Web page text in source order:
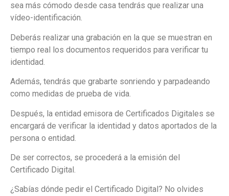
sea más cómodo desde casa tendrás que realizar una
vídeo-identificación.
Deberás realizar una grabación en la que se muestran en
tiempo real los documentos requeridos para verificar tu
identidad.
Además, tendrás que grabarte sonriendo y parpadeando
como medidas de prueba de vida.
Después, la entidad emisora de Certificados Digitales se
encargará de verificar la identidad y datos aportados de la
persona o entidad.
De ser correctos, se procederá a la emisión del
Certificado Digital.
¿Sabías dónde pedir el Certificado Digital? No olvides